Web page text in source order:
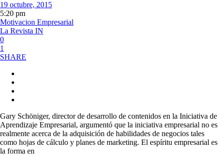
19 octubre, 2015
5:20 pm
Motivacion Empresarial
La Revista IN
0
1
SHARE
Gary Schöniger, director de desarrollo de contenidos en la Iniciativa de
Aprendizaje Empresarial, argumentó que la iniciativa empresarial no es
realmente acerca de la adquisición de habilidades de negocios tales
como hojas de cálculo y planes de marketing. El espíritu empresarial es
la forma en